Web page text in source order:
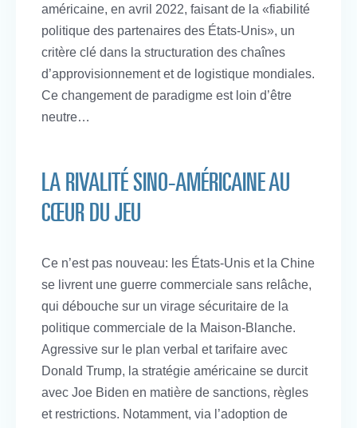
américaine, en avril 2022, faisant de la «fiabilité
politique des partenaires des États-Unis», un
critère clé dans la structuration des chaînes
d’approvisionnement et de logistique mondiales.
Ce changement de paradigme est loin d’être
neutre…
LA RIVALITÉ SINO-AMÉRICAINE AU
CŒUR DU JEU
Ce n’est pas nouveau: les États-Unis et la Chine
se livrent une guerre commerciale sans relâche,
qui débouche sur un virage sécuritaire de la
politique commerciale de la Maison-Blanche.
Agressive sur le plan verbal et tarifaire avec
Donald Trump, la stratégie américaine se durcit
avec Joe Biden en matière de sanctions, règles
et restrictions. Notamment, via l’adoption de